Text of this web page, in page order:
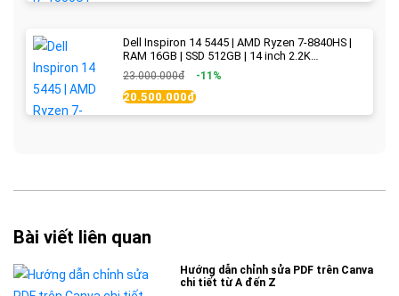
Dell Inspiron 14 5445 | AMD Ryzen 7-8840HS |
RAM 16GB | SSD 512GB | 14 inch 2.2K
(2240x1400) IPS 300nits | Ice Blue - New Fullbox
23.000.000đ -11%
20.500.000đ
Bài viết liên quan
Hướng dẫn chỉnh sửa PDF trên Canva
chi tiết từ A đến Z